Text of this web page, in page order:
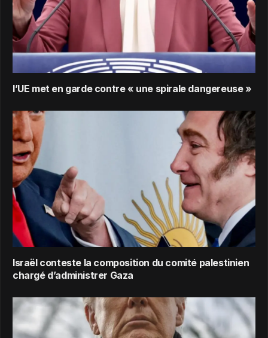
l’UE met en garde contre « une spirale dangereuse »
Israël conteste la composition du comité palestinien
chargé d’administrer Gaza